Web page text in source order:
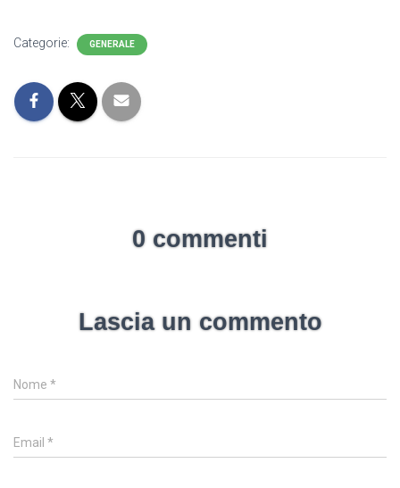
Categorie: GENERALE
0 commenti
Lascia un commento
Nome *
Email *